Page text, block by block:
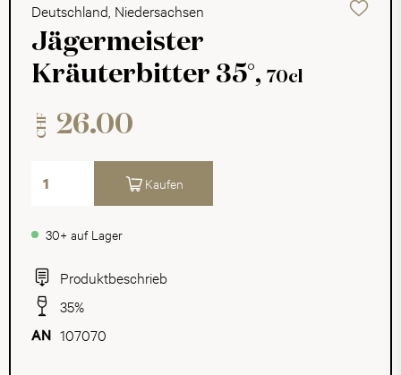
Deutschland, Niedersachsen
Jägermeister
Kräuterbitter 35°, 70cl
Produktbeschrieb
35%
107070
30+ auf Lager
CHF 26.00
Kaufen